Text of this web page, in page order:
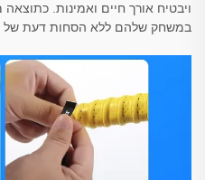
ויבטיח אורך חיים ואמינות.
במשחק שלהם ללא הסחות דעת של